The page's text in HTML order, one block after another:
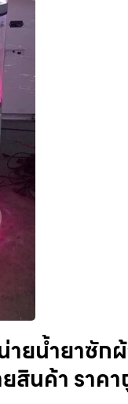
ยน้ำยาซัก
สินค้า ราค